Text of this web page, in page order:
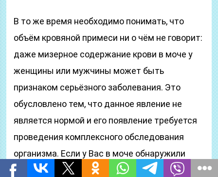
В то же время необходимо понимать, что
объём кровяной примеси ни о чём не говорит:
даже мизерное содержание крови в моче у
женщины или мужчины может быть
признаком серьёзного заболевания. Это
обусловлено тем, что данное явление не
является нормой и его появление требуется
проведения комплексного обследования
организма. Если у Вас в моче обнаружили
кровь, обращайтесь в многопрофильную